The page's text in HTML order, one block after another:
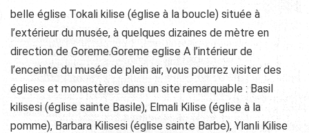
belle église Tokali kilise (église à la boucle) située à
l’extérieur du musée, à quelques dizaines de mètre en
direction de Goreme.Goreme eglise A l’intérieur de
l’enceinte du musée de plein air, vous pourrez visiter des
églises et monastères dans un site remarquable : Basil
kilisesi (église sainte Basile), Elmali Kilise (église à la
pomme), Barbara Kilisesi (église sainte Barbe), Ylanli Kilise